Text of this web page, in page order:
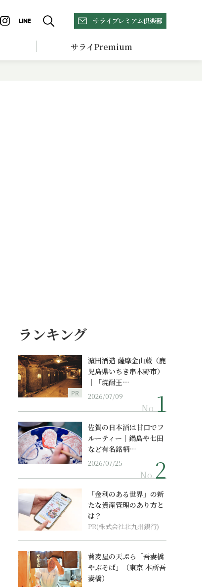
サライプレミアム倶楽部
サライPremium
ランキング
PR
濵田酒造 薩摩金山蔵（鹿
児島県いちき串木野市）
｜「焼酎王…
2026/07/09
No.
佐賀の日本酒は甘口でフ
ルーティー｜鍋島や七田
など有名銘柄…
2026/07/25
No.
「金利のある世界」の新
たな資産管理のあり方と
は？
PR(株式会社北九州銀行)
蕎麦屋の天ぷら「吾妻橋
やぶそば」（東京 本所吾
妻橋）